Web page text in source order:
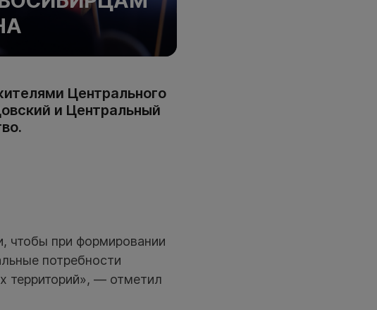
Центрального
и Центральный
чтобы при формировании
потребности
территорий», — отметил